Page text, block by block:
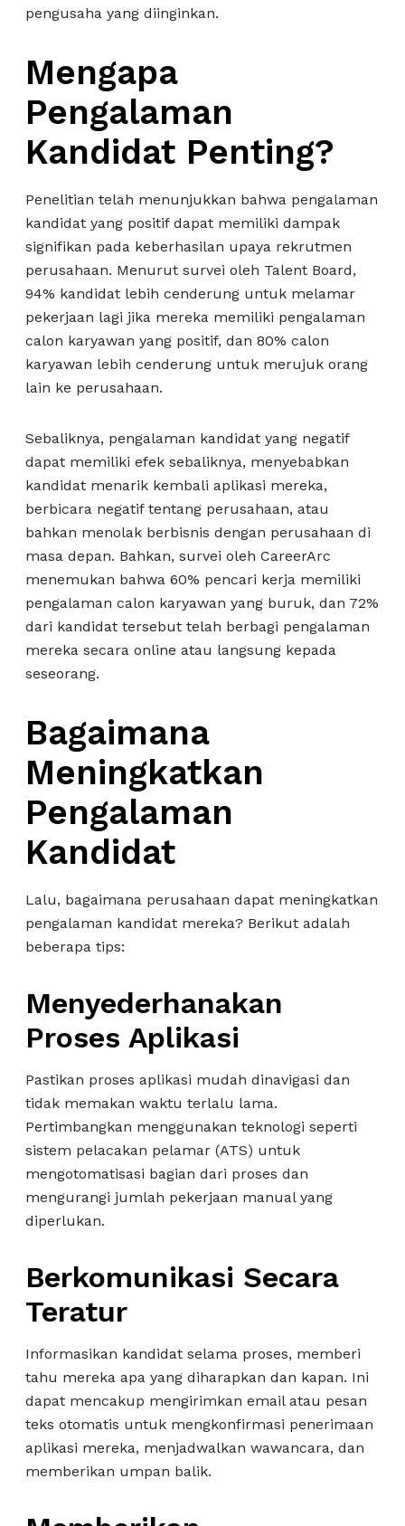
pengusaha yang diinginkan.
Mengapa
Pengalaman
Kandidat Penting?
Penelitian telah menunjukkan bahwa pengalaman
kandidat yang positif dapat memiliki dampak
signifikan pada keberhasilan upaya rekrutmen
perusahaan. Menurut survei oleh Talent Board,
94% kandidat lebih cenderung untuk melamar
pekerjaan lagi jika mereka memiliki pengalaman
calon karyawan yang positif, dan 80% calon
karyawan lebih cenderung untuk merujuk orang
lain ke perusahaan.
Sebaliknya, pengalaman kandidat yang negatif
dapat memiliki efek sebaliknya, menyebabkan
kandidat menarik kembali aplikasi mereka,
berbicara negatif tentang perusahaan, atau
bahkan menolak berbisnis dengan perusahaan di
masa depan. Bahkan, survei oleh CareerArc
menemukan bahwa 60% pencari kerja memiliki
pengalaman calon karyawan yang buruk, dan 72%
dari kandidat tersebut telah berbagi pengalaman
mereka secara online atau langsung kepada
seseorang.
Bagaimana
Meningkatkan
Pengalaman
Kandidat
Lalu, bagaimana perusahaan dapat meningkatkan
pengalaman kandidat mereka? Berikut adalah
beberapa tips:
Menyederhanakan
Proses Aplikasi
Pastikan proses aplikasi mudah dinavigasi dan
tidak memakan waktu terlalu lama.
Pertimbangkan menggunakan teknologi seperti
sistem pelacakan pelamar (ATS) untuk
mengotomatisasi bagian dari proses dan
mengurangi jumlah pekerjaan manual yang
diperlukan.
Berkomunikasi Secara
Teratur
Informasikan kandidat selama proses, memberi
tahu mereka apa yang diharapkan dan kapan. Ini
dapat mencakup mengirimkan email atau pesan
teks otomatis untuk mengkonfirmasi penerimaan
aplikasi mereka, menjadwalkan wawancara, dan
memberikan umpan balik.